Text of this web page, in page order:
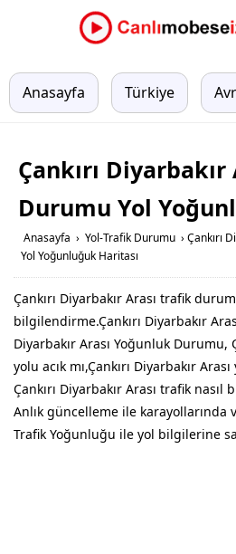
Anasayfa Türkiye
Çankırı
Durumu Yol
Anasayfa › Yol-Trafik Durumu › Çankırı
Yol Yoğunluğuk Haritası
Çankırı Diyarbakır Arası trafik
bilgilendirme.Çankırı Diyarbakır
Diyarbakır Arası Yoğunluk Durumu,
yolu acık mı,Çankırı Diyarbakır
Çankırı Diyarbakır Arası trafik
Anlık güncelleme ile karayollarında
Trafik Yoğunluğu ile yol bilgilerine